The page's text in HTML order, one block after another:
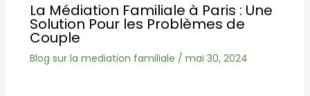
La Médiation Familiale à Paris : Une
Solution Pour les Problèmes de
Couple
Blog sur la mediation familiale / mai 30, 2024